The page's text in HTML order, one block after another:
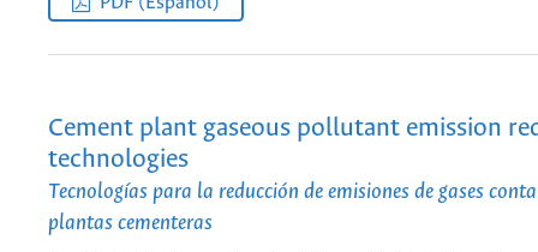
Cement plant gaseous pollutant emission
technologies
Tecnologías para la reducción de emisiones de gases
plantas cementeras